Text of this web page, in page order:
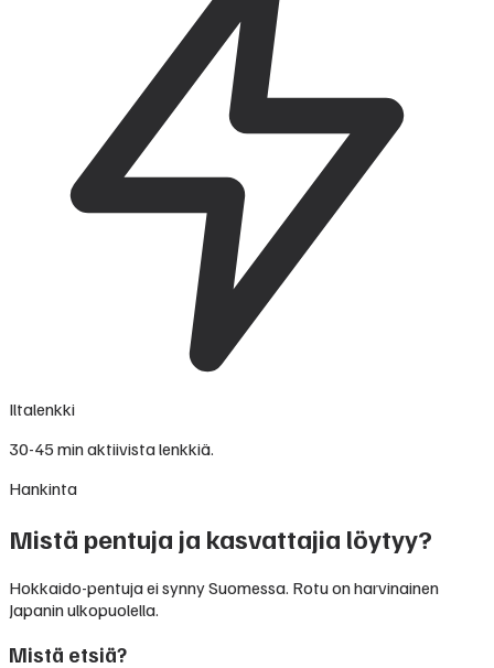
Iltalenkki
30-45 min aktiivista lenkkiä.
Hankinta
Mistä pentuja ja kasvattajia löytyy?
Hokkaido-pentuja ei synny Suomessa. Rotu on harvinainen
Japanin ulkopuolella.
Mistä etsiä?